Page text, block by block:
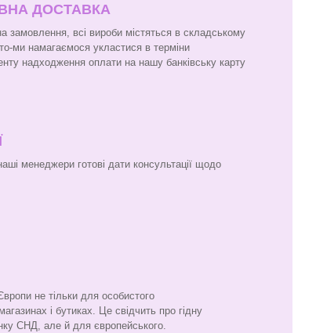
ДОСТАВКА
замовлення, всі вироби містяться в складському
ми намагаємося укластися в терміни
надходження оплати на нашу банківську карту
менеджери готові дати консультації щодо
не тільки для особистого
і бутиках. Це свідчить про гідну
СНД, але й для європейського.